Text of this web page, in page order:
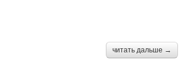
читать дальше →